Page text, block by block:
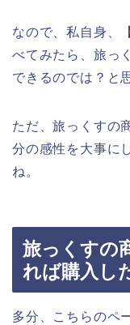
なので、私自身、
べてみたら、旅っ
できるのでは？と
ただ、旅っくすの
分の感性を大事に
ね。
旅っくすの
れば購入し
多分、こちらのペ